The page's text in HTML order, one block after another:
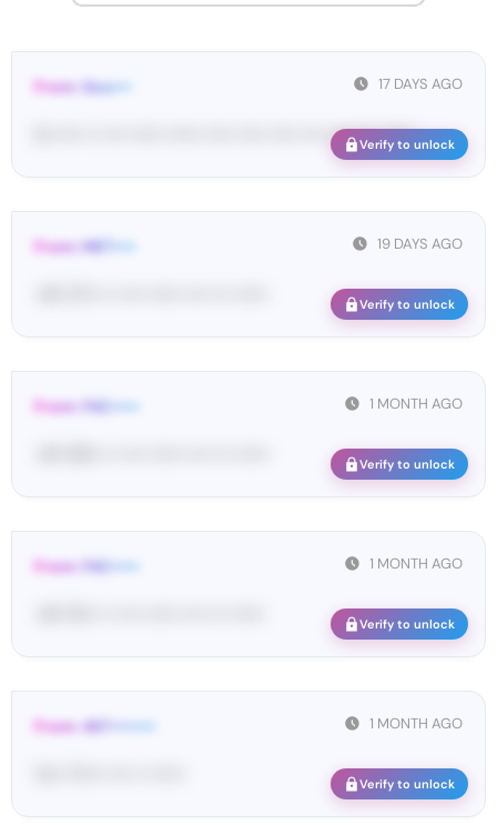
17 DAYS AGO
From: Goo•••
G-••••• •• •••• •••••• •••••• ••••• ••••• ••••• •••• •••• •••• ••••••
Verify to unlock
19 DAYS AGO
From: MET••••
Verify to unlock
1 MONTH AGO
From: FAC•••••
Verify to unlock
1 MONTH AGO
From: FAC•••••
Verify to unlock
1 MONTH AGO
From: 467••••••••
Verify to unlock